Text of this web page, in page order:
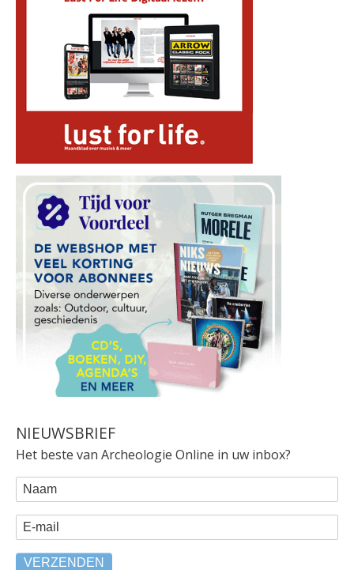
NIEUWSBRIEF
Het beste van Archeologie Online in uw inbox?
WEBFORM
Naam
E-mail